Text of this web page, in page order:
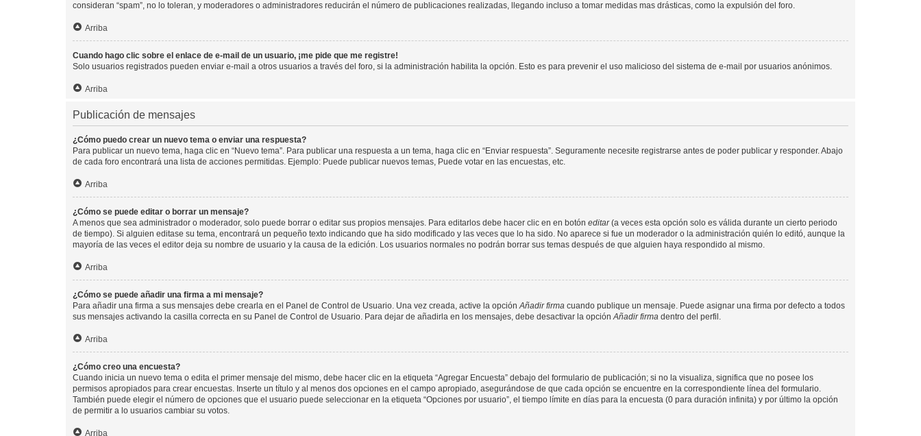
consideran “spam”, no lo toleran, y moderadores o administradores reducirán el número de publicaciones realizadas, llegando incluso a tomar medidas mas drásticas, como la expulsión del foro.
Arriba
Cuando hago clic sobre el enlace de e-mail de un usuario, ¡me pide que me registre!
Solo usuarios registrados pueden enviar e-mail a otros usuarios a través del foro, si la administración habilita la opción. Esto es para prevenir el uso malicioso del sistema de e-mail por usuarios anónimos.
Arriba
Publicación de mensajes
¿Cómo puedo crear un nuevo tema o enviar una respuesta?
Para publicar un nuevo tema, haga clic en “Nuevo tema”. Para publicar una respuesta a un tema, haga clic en “Enviar respuesta”. Seguramente necesite registrarse antes de poder publicar y responder. Abajo
de cada foro encontrará una lista de acciones permitidas. Ejemplo: Puede publicar nuevos temas, Puede votar en las encuestas, etc.
Arriba
¿Cómo se puede editar o borrar un mensaje?
A menos que sea administrador o moderador, solo puede borrar o editar sus propios mensajes. Para editarlos debe hacer clic en en botón editar(a veces esta opción solo es válida durante un cierto periodo
de tiempo). Si alguien editase su tema, encontrará un pequeño texto indicando que ha sido modificado y las veces que lo ha sido. No aparece si fue un moderador o la administración quién lo editó, aunque la
mayoría de las veces el editor deja su nombre de usuario y la causa de la edición. Los usuarios normales no podrán borrar sus temas después de que alguien haya respondido al mismo.
Arriba
¿Cómo se puede añadir una firma a mi mensaje?
Para añadir una firma a sus mensajes debe crearla en el Panel de Control de Usuario. Una vez creada, active la opciónAñadir firma cuando publique un mensaje. Puede asignar una firma por defecto a todos
sus mensajes activando la casilla correcta en su Panel de Control de Usuario. Para dejar de añadirla en los mensajes, debe desactivar la opciónAñadir firma dentro del perfil.
Arriba
¿Cómo creo una encuesta?
Cuando inicia un nuevo tema o edita el primer mensaje del mismo, debe hacer clic en la etiqueta “Agregar Encuesta” debajo del formulario de publicación; si no la visualiza, significa que no posee los
permisos apropiados para crear encuestas. Inserte un título y al menos dos opciones en el campo apropiado, asegurándose de que cada opción se encuentre en la correspondiente línea del formulario.
También puede elegir el número de opciones que el usuario puede seleccionar en la etiqueta “Opciones por usuario”, el tiempo límite en días para la encuesta (0 para duración infinita) y por último la opción
de permitir a lo usuarios cambiar su votos.
Arriba